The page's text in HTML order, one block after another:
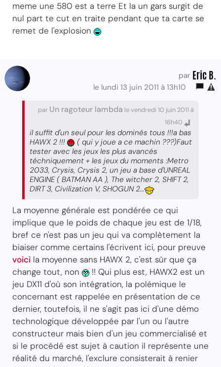
meme une 580 est a terre Et la un gars surgit de
nul part te cut en traite pendant que ta carte se
remet de l'explosion
par Eric B.
le lundi 13 juin 2011 à 13h10
par Un ragoteur lambda le vendredi 10 juin 2011 à
16h40
il suffit d'un seul pour les dominés tous !!!a bas
HAWX 2 !!!
( qui y joue a ce machin ???)Faut
tester avec les jeux les plus avancés
téchniquement + les jeux du moments :Metro
2033, Crysis, Crysis 2, un jeu a base d'UNREAL
ENGINE ( BATMAN AA ), The witcher 2, SHIFT 2,
DIRT 3, Civilization V, SHOGUN 2...
La moyenne générale est pondérée ce qui
implique que le poids de chaque jeu est de 1/18,
bref ce n'est pas un jeu qui va complètement la
biaiser comme certains l'écrivent ici, pour preuve
voici la moyenne sans HAWX 2, c'est sûr que ça
change tout, non
!! Qui plus est, HAWX2 est un
jeu DX11 d'où son intégration, la polémique le
concernant est rappelée en présentation de ce
dernier, toutefois, il ne s'agit pas ici d'une démo
technologique développée par l'un ou l'autre
constructeur mais bien d'un jeu commercialisé et
si le procédé est sujet à caution il représente une
réalité du marché, l'exclure consisterait à renier